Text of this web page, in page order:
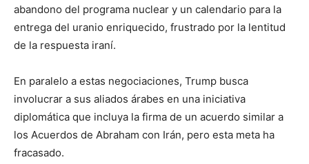
abandono del programa nuclear y un calendario para la
entrega del uranio enriquecido, frustrado por la lentitud
de la respuesta iraní.
En paralelo a estas negociaciones, Trump busca
involucrar a sus aliados árabes en una iniciativa
diplomática que incluya la firma de un acuerdo similar a
los Acuerdos de Abraham con Irán, pero esta meta ha
fracasado.